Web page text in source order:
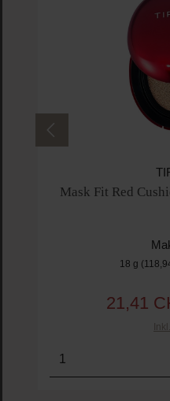
Mask Fit Red
18 g
21,41
Produkt Anzahl: